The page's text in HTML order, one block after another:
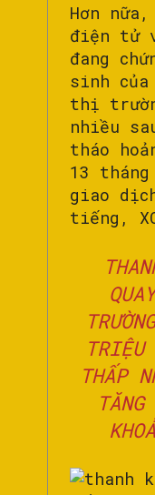
Hơn
điện tử
đang
sinh
thị
nhiều
tháo
13 tháng
giao
tiếng,
TRIỆU
THẤP